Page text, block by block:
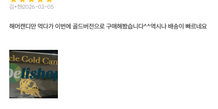
김*현2026-02-05
해머캔디만 먹다가 이번에 골드버전으로 구매해봤습니다^^역시나 배송이 빠르네요